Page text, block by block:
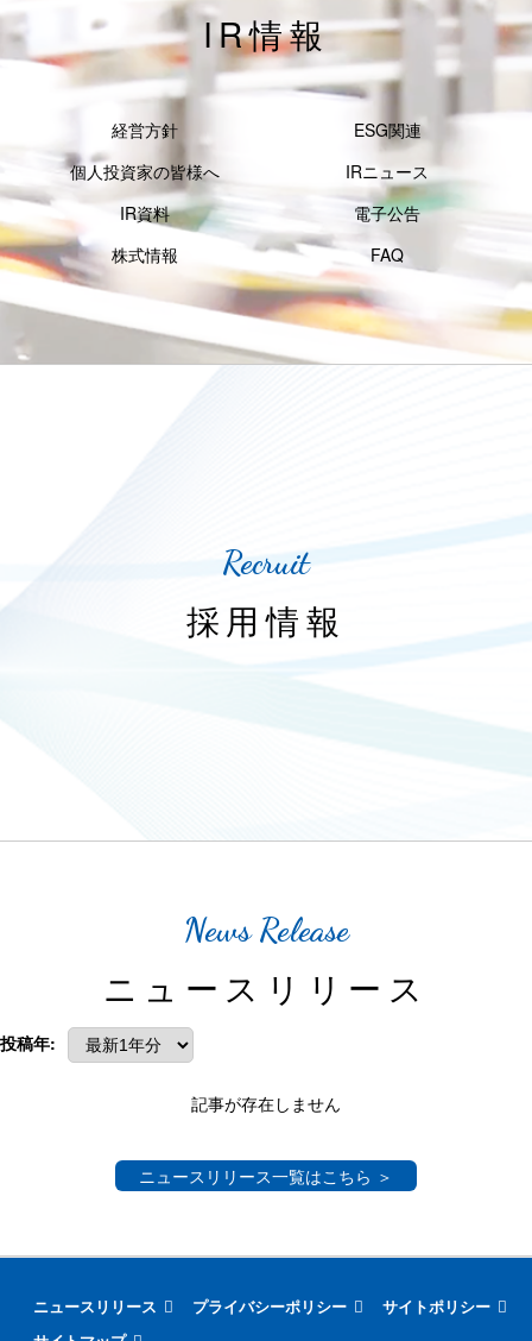
IR情報
経営方針
ESG関連
個人投資家の皆様へ
IRニュース
IR資料
電子公告
株式情報
FAQ
Recruit
採用情報
News Release
ニュースリリース
投稿年:
記事が存在しません
ニュースリリース一覧はこちら ＞
ニュースリリース プライバシーポリシー
サイトポリシー